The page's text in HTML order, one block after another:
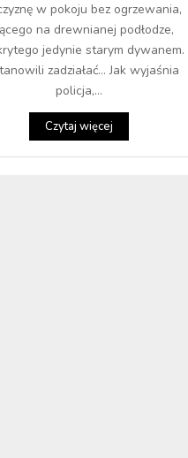
w pokoju bez ogrzewania,
na drewnianej podłodze,
jedynie starym dywanem.
zadziałać... Jak wyjaśnia
policja,...
Czytaj więcej